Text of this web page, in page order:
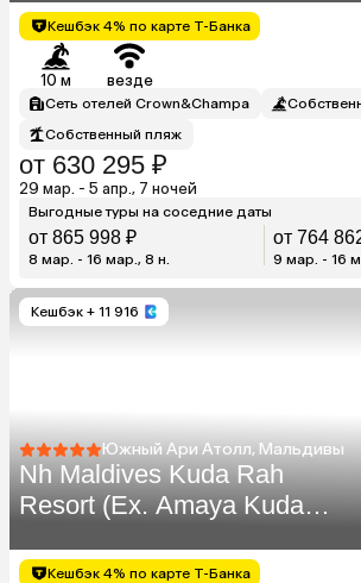
Кешбэк 4% по карте Т-Банка
10 м везде
Сеть отелей Crown&Champa
Собственный пляж
от 630 295 ₽
29 мар. - 5 апр., 7 ночей
Выгодные туры на соседние даты
от 865 998 ₽
8 мар. - 16 мар., 8 н.
от 764
9 мар. - 16
Кешбэк + 11 916
Южный Ари Атолл, Мальдивы
Nh Maldives Kuda Rah
Resort (Ex. Amaya Kuda
Кешбэк 4% по карте Т-Банка